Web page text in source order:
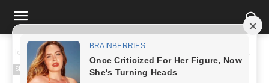
Home Showbiz
Showbiz